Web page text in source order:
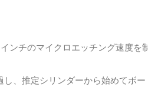
ンチのマイクロエッチング速度
、推定シリンダーから始めてボー